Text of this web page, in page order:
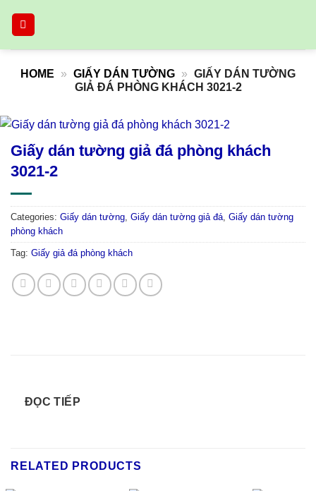
HOME » GIẤY DÁN TƯỜNG » GIẤY DÁN TƯỜNG
GIẢ ĐÁ PHÒNG KHÁCH 3021-2
Giấy dán tường giả đá phòng khách
3021-2
Categories: Giấy dán tường, Giấy dán tường giả đá, Giấy dán tường
phòng khách
Tag: Giấy giả đá phòng khách
ĐỌC TIẾP
RELATED PRODUCTS